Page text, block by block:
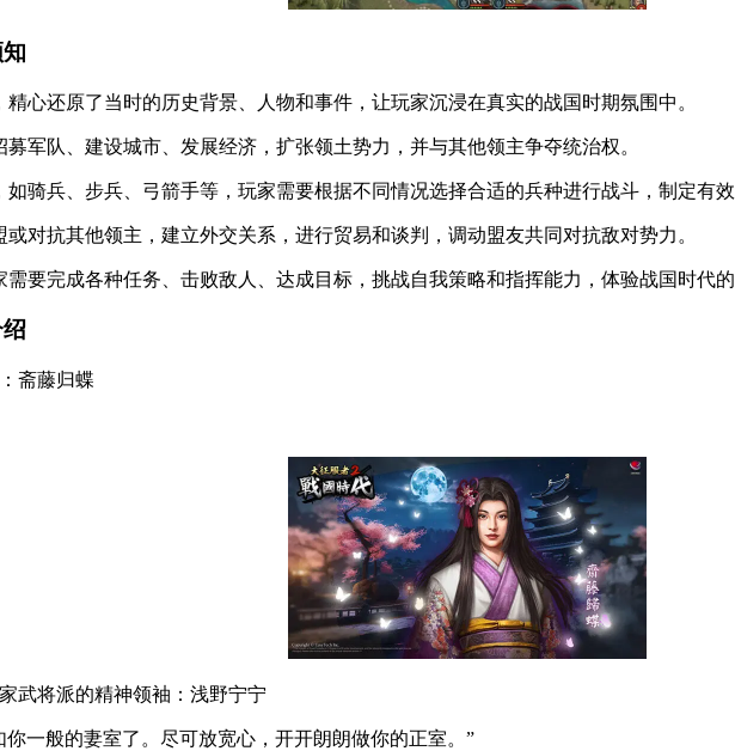
心还原了当时的历史背景、人物和事件，让玩家沉浸在真实的战国时期氛围中。
军队、建设城市、发展经济，扩张领土势力，并与其他领主争夺统治权。
骑兵、步兵、弓箭手等，玩家需要根据不同情况选择合适的兵种进行战斗，制定有效
对抗其他领主，建立外交关系，进行贸易和谈判，调动盟友共同对抗敌对势力。
要完成各种任务、击败敌人、达成目标，挑战自我策略和指挥能力，体验战国时代的
斋藤归蝶
武将派的精神领袖：浅野宁宁
一般的妻室了。尽可放宽心，开开朗朗做你的正室。”